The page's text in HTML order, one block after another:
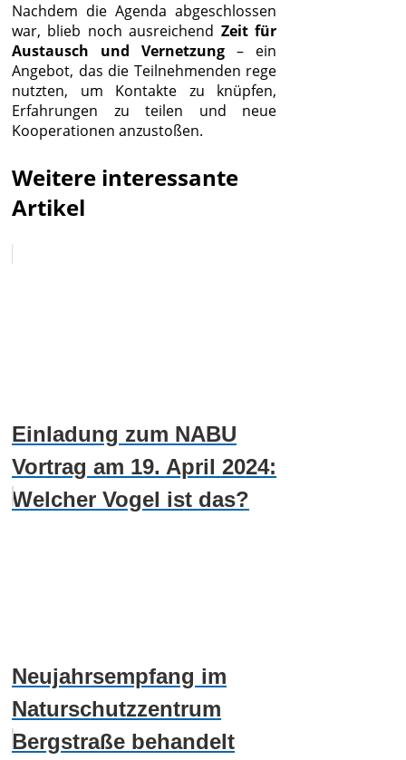
Nachdem die Agenda abgeschlossen
war, blieb noch ausreichend Zeit für
Austausch und Vernetzung – ein
Angebot, das die Teilnehmenden rege
nutzten, um Kontakte zu knüpfen,
Erfahrungen zu teilen und neue
Kooperationen anzustoßen.
Weitere interessante
Artikel
Einladung zum NABU
Vortrag am 19. April 2024:
Welcher Vogel ist das?
Neujahrsempfang im
Naturschutzzentrum
Bergstraße behandelt